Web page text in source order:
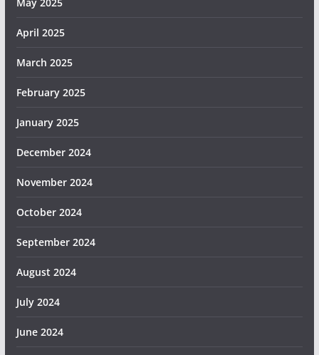
May 2025
April 2025
March 2025
February 2025
January 2025
December 2024
November 2024
October 2024
September 2024
August 2024
July 2024
June 2024